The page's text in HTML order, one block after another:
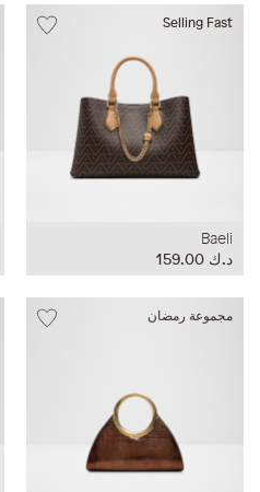
Selling Fast
Baeli
د.ك‏ 159.00
مجموعة رمضان